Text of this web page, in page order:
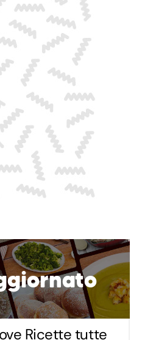
Ricette tutte